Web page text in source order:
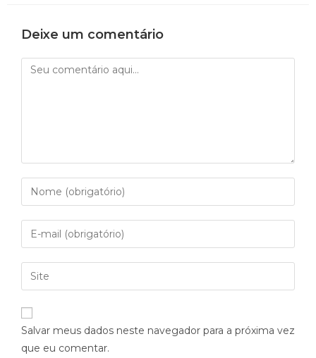
Deixe um comentário
Salvar meus dados neste navegador para a próxima vez
que eu comentar.